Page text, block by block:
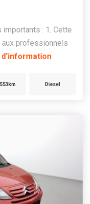
: 1. Cette
professionnels
d'information
Diesel